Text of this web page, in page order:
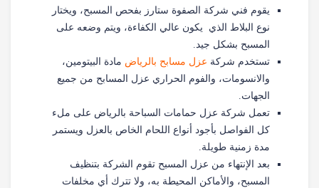
يقوم فني شركة الصفوة ستارز بفحص المسبح، ويختار
نوع البلاط الذي يكون عالي الكفاءة، ويتم وضعه على
المسبح بشكل جيد.
تستخدم شركة عزل مسابح بالرياض مادة البيتومين،
والانسومات، والفوم الحراري عزل المسابح من جميع
الجهات.
تعمل شركة عزل حمامات السباحة بالرياض على ملء
كل الفواصل بأجود أنواع اللحام الخاص بالعزل ويستمر
مدة زمنية طويلة.
بعد الإنتهاء من عزل المسبح تقوم الشركة بتنظيف
المسبح، والأماكن المحيطة به، ولا تترك أي مخلفات